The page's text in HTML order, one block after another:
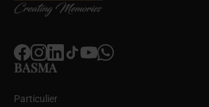
BASMA
Particulier